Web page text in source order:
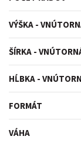
VÝŠKA -
ŠÍRKA -
HĹBKA -
FORMÁT
VÁHA